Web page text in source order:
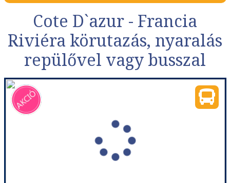
Cote D`azur - Francia
Riviéra körutazás, nyaralás
repülővel vagy busszal